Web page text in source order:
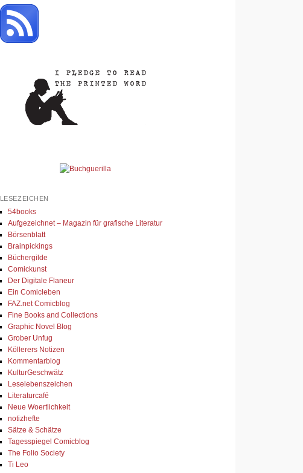
LESEZEICHEN
54books
Aufgezeichnet – Magazin für grafische Literatur
Börsenblatt
Brainpickings
Büchergilde
Comickunst
Der Digitale Flaneur
Ein Comicleben
FAZ.net Comicblog
Fine Books and Collections
Graphic Novel Blog
Grober Unfug
Köllerers Notizen
Kommentarblog
KulturGeschwätz
Leselebenszeichen
Literaturcafé
Neue Woertlichkeit
notizhefte
Sätze & Schätze
Tagesspiegel Comicblog
The Folio Society
Ti Leo